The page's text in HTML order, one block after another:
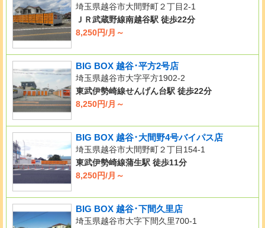
埼玉県越谷市大間野町２丁目2-1
ＪＲ武蔵野線南越谷駅 徒歩22分
8,250円/月～
BIG BOX 越谷･平方2号店
埼玉県越谷市大字平方1902-2
東武伊勢崎線せんげん台駅 徒歩22分
8,250円/月～
BIG BOX 越谷･大間野4号バイパス店
埼玉県越谷市大間野町２丁目154-1
東武伊勢崎線蒲生駅 徒歩11分
8,250円/月～
BIG BOX 越谷･下間久里店
埼玉県越谷市大字下間久里700-1